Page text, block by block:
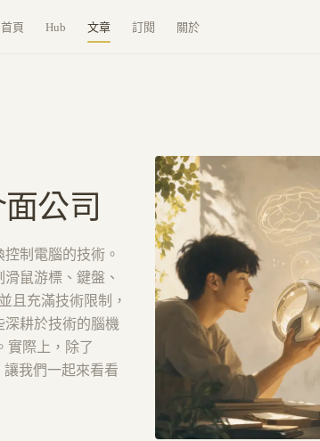
首頁 Hub 文章 訂閱 關於
公司
制電腦的技術。
鼠游標、鍵盤、
且充滿技術限制，
耕於技術的腦機
實際上，除了
我們一起來看看